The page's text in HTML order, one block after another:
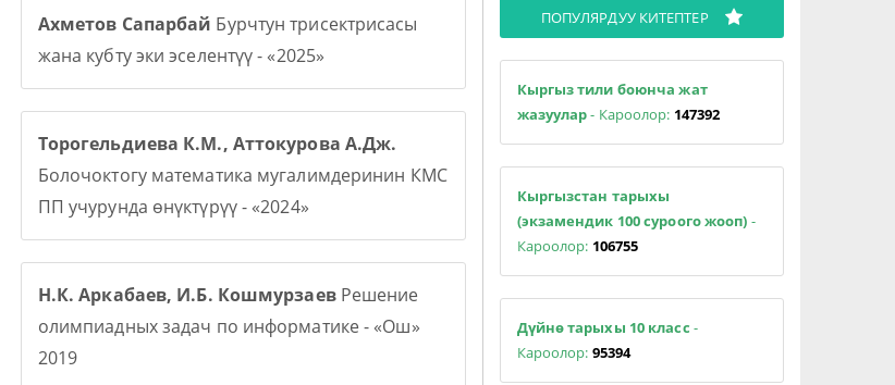
Ахметов Сапарбай Бурчтун трисектрисасы
жана кубту эки эселентүү - «2025»
Торогельдиева К.М., Аттокурова А.Дж.
Болочоктогу математика мугалимдеринин КМС
ПП учурунда өнүктүрүү - «2024»
Н.К. Аркабаев, И.Б. КошмурзаевРешение
олимпиадных задач по информатике - «Ош»
2019
ПОПУЛЯРДУУ КИТЕПТЕР
Кыргыз тили боюнча жат
жазуулар- Кароолор: 147392
Кыргызстан тарыхы
(экзамендик 100 суроого жооп) -
Кароолор: 106755
Дүйнө тарыхы 10 класс -
Кароолор: 95394